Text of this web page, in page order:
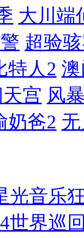
大川端
超验
特人2
宫 风
奶爸2
光音乐
世界巡